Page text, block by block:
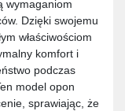
wymaganiom
Dzięki swojemu
właściwościom
komfort i
podczas
model opon
sprawiając, że